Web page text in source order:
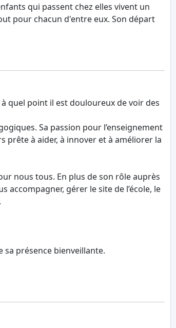
qui passent chez elles vivent un
pour chacun d'entre eux. Son départ
à quel point il est douloureux de voir des
Sa passion pour l’enseignement
prête à aider, à innover et à améliorer la
nous tous. En plus de son rôle auprès
gérer le site de l’école, le
sa présence bienveillante.